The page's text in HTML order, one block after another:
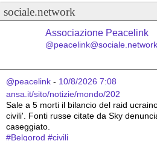
sociale.network
Associazione Peacelink
@peacelink@sociale.network
@peacelink - 10/8/2026 7:08
ansa.it/sito/notizie/mondo/202
Sale a 5 morti il bilancio del raid
civili'. Fonti russe citate da Sky
caseggiato.
#Belgorod #civili